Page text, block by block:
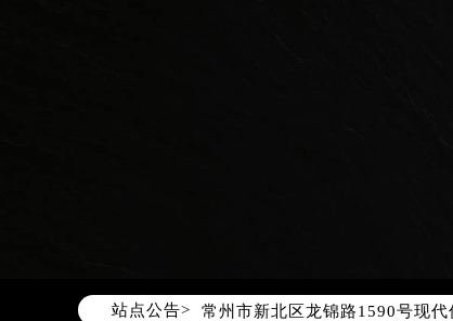
站点公告>
2026年8月萧邦全国官方售后
萧邦官方全国统一服务热线
2026年8月萧邦售后服务中心最
北京市朝阳区建国门外大街甲6
北京市东城区东长安街1号东方
天津市和平区赤峰道136号天津
上海市徐汇区虹桥路3号港汇中
上海市黄浦区南京东路299号宏
南京市秦淮区中山南路1号（新
常州市新北区龙锦路1590号现